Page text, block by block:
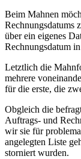
Beim Mahnen
Rechnungsdatums
über ein eigenes
Rechnungsdatum
Letztlich die
mehrere
für die erste, die
Obgleich die
Auftrags- und
wir sie für
angelegten Liste
storniert wurden.